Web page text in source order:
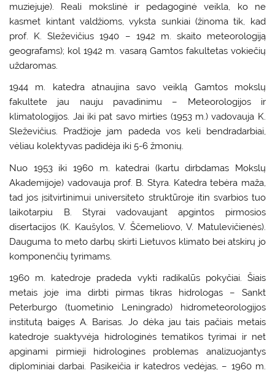
muziejuje). Reali mokslinė ir pedagoginė veikla, ko ne
kasmet kintant valdžioms, vyksta sunkiai (žinoma tik, kad
prof. K. Sleževičius 1940 – 1942 m. skaito meteorologiją
geografams); kol 1942 m. vasarą Gamtos fakultetas vokiečių
uždaromas.
1944 m. katedra atnaujina savo veiklą Gamtos mokslų
fakultete jau nauju pavadinimu – Meteorologijos ir
klimatologijos. Jai iki pat savo mirties (1953 m.) vadovauja K.
Sleževičius. Pradžioje jam padeda vos keli bendradarbiai,
vėliau kolektyvas padidėja iki 5-6 žmonių.
Nuo 1953 iki 1960 m. katedrai (kartu dirbdamas Mokslų
Akademijoje) vadovauja prof. B. Styra. Katedra tebėra maža,
tad jos įsitvirtinimui universiteto struktūroje itin svarbios tuo
laikotarpiu B. Styrai vadovaujant apgintos pirmosios
disertacijos (K. Kaušylos, V. Ščemeliovo, V. Matulevičienės).
Dauguma to meto darbų skirti Lietuvos klimato bei atskirų jo
komponenčių tyrimams.
1960 m. katedroje pradeda vykti radikalūs pokyčiai. Šiais
metais joje ima dirbti pirmas tikras hidrologas – Sankt
Peterburgo (tuometinio Leningrado) hidrometeorologijos
institutą baigęs A. Barisas. Jo dėka jau tais pačiais metais
katedroje suaktyvėja hidrologinės tematikos tyrimai ir net
apginami pirmieji hidrologines problemas analizuojantys
diplominiai darbai. Pasikeičia ir katedros vedėjas, – 1960 m.